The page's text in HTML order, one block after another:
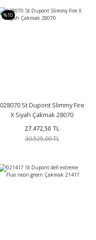
%10
028070 St Dupont Slimmy Fire
X Siyah Çakmak 28070
27.472,50 TL
30.525,00 TL